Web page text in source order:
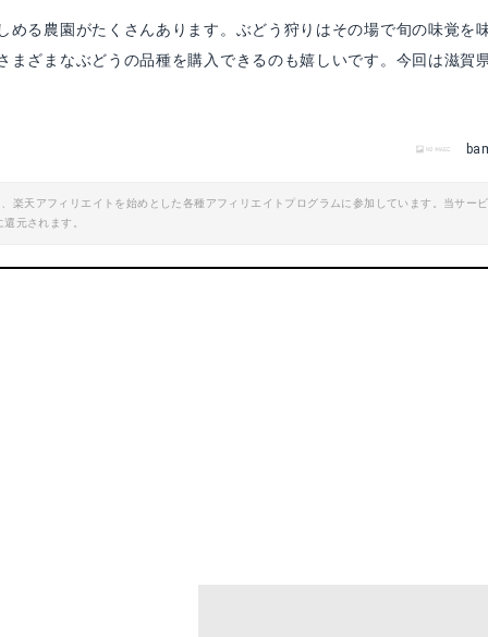
める農園がたくさんあります。ぶどう狩りはその場で旬の味覚を
まざまなぶどうの品種を購入できるのも嬉しいです。今回は滋賀
楽天アフィリエイトを始めとした各種アフィリエイトプログラムに参加しています。当サー
元されます。